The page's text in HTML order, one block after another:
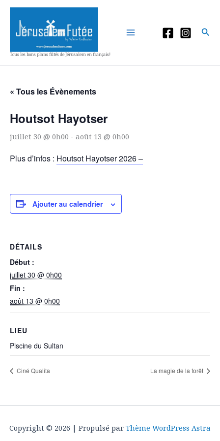
Aller
contenu
Tous les bons plans fûtés de Jérusalem en français!
« Tous les Évènements
Houtsot Hayotser
juillet 30 @ 0h00 - août 13 @ 0h00
Plus d’infos : Houtsot Hayotser 2026 –
Ajouter au calendrier
DÉTAILS
Début :
juillet 30 @ 0h00
Fin :
août 13 @ 0h00
LIEU
Piscine du Sultan
Ciné Qualita La magie de la forêt
Copyright © 2026 | Propulsé par Thème WordPress Astra